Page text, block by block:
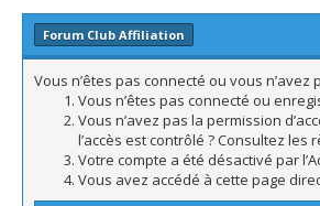
Forum Club Affiliation
Vous n’êtes pas connecté ou vous
Vous n’êtes pas connecté ou
Vous n’avez pas la permission
l’accès est contrôlé ? Consultez
Votre compte a été désactivé par
Vous avez accédé à cette page